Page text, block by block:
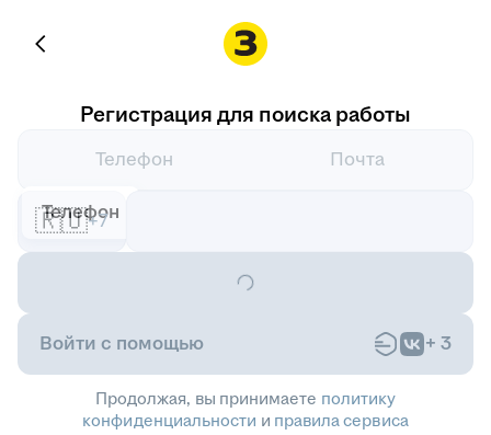
Регистрация для поиска работы
Телефон
Телефон
Почта
🇷🇺+7
Войти с помощью + 3
Продолжая, вы принимаете политику
конфиденциальности и правила сервиса